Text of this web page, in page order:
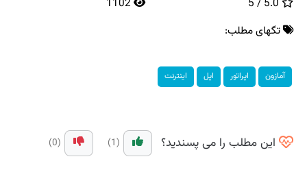
تگهای مطلب:
آمازون اپراتور اپل اینترنت
این مطلب را می پسندید؟ (1)
(0)